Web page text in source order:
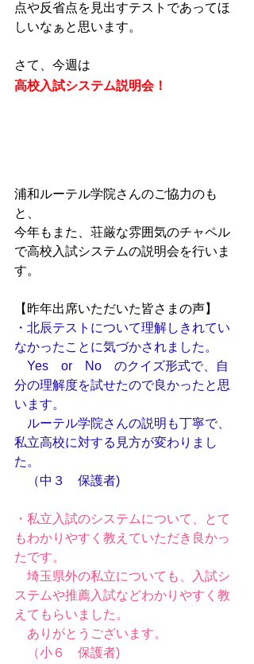
点や反省点を見出すテストであってほ
しいなぁと思います。
さて、今週は
高校入試システム説明会！
浦和ルーテル学院さんのご協力のも
と、
今年もまた、荘厳な雰囲気のチャペル
で高校入試システムの説明会を行いま
す。
【昨年出席いただいた皆さまの声】
・北辰テストについて理解しきれてい
なかったことに気づかされました。
Yes　or　No　のクイズ形式で、自
分の理解度を試せたので良かったと思
います。
ルーテル学院さんの説明も丁寧で、
私立高校に対する見方が変わりまし
た。
（中３　保護者)
・私立入試のシステムについて、とて
もわかりやすく教えていただき良かっ
たです。
埼玉県外の私立についても、入試シ
ステムや推薦入試などわかりやすく教
えてもらいました。
ありがとうございます。
（小６　保護者)